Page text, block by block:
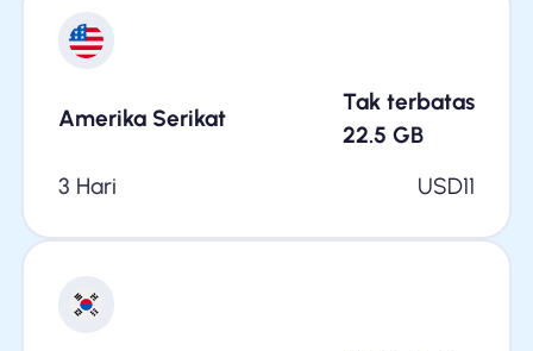
Amerika Serikat
Tak terbatas
22.5 GB
3 Hari
USD11